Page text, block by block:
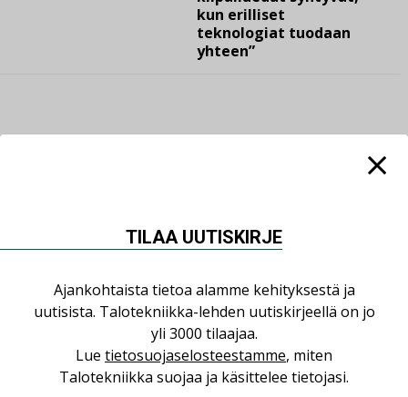
kun erilliset
teknologiat tuodaan
yhteen”
LEHDEN ARTIKKELIT
Jarno Hacklin Cervin yrityskaupasta:
”Asiakkaat hakevat kumppaneita, jotka
yhdistävät useita teknisiä osaamisalueita
saman katon alle”
TILAA UUTISKIRJE
Ajankohtaista tietoa alamme kehityksestä ja
uutisista. Talotekniikka-lehden uutiskirjeellä on jo
yli 3000 tilaajaa.
Lue tietosuojaselosteestamme, miten
Talotekniikka suojaa ja käsittelee tietojasi.